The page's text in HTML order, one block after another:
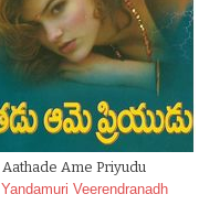
Aathade Ame Priyudu
Yandamuri Veerendranadh